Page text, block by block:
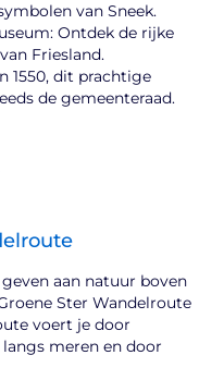
van Sneek.
Ontdek de rijke
Friesland.
1550, dit prachtige
de gemeenteraad.
aan natuur boven
Ster Wandelroute
voert je door
meren en door